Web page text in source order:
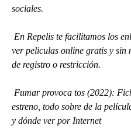
sociales.
ver peliculas online gratis y sin
de registro o restricción.
estreno, todo sobre de la
y dónde ver por Internet